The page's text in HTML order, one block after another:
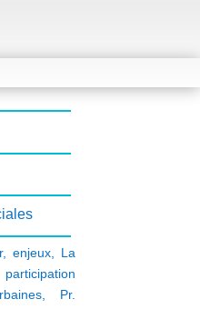
,enjeux, La
, Pr.